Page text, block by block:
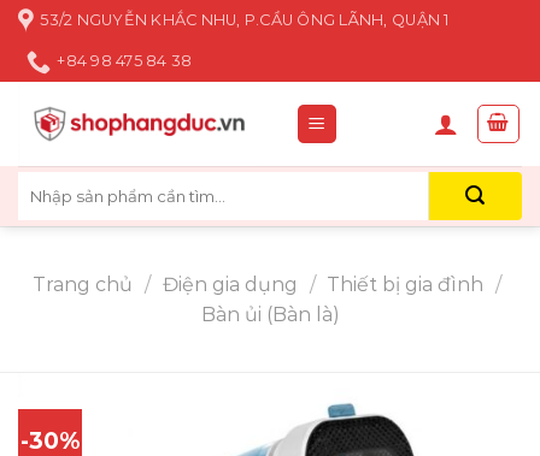
Skip
content
53/2 NGUYỄN KHẮC NHU, P.CẦU ÔNG LÃNH, QUẬN 1
+84 98 475 84 38
kiếm:
Trang chủ / Điện gia dụng / Thiết bị gia đình /
Bàn ủi (Bàn là)
-30%